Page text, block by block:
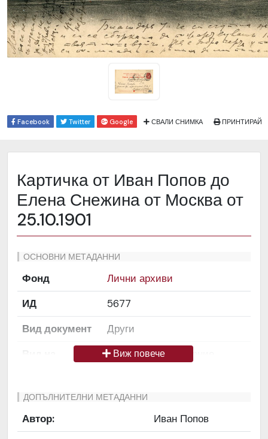
Facebook Twitter Google СВАЛИ СНИМКА ПРИНТИРАЙ
Картичка от Иван Попов до
Елена Снежина от Москва от
25.10.1901
ОСНОВНИ МЕТАДАННИ
Фонд
Лични архиви
ИД
5677
Вид документ
Други
Снимка / изображение
Език на
Български
Права за
Да се цитира източник:
Виж повече
ДОПЪЛНИТЕЛНИ МЕТАДАННИ
Автор:
Иван Попов